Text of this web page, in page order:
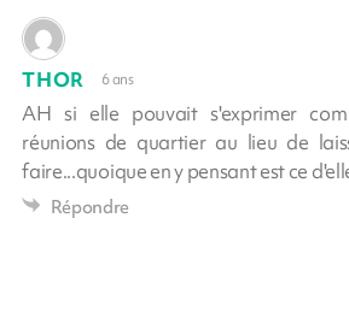
THOR 6 ans
AH si elle pouvait s'exprimer
réunions de quartier au lieu de
faire...quoique en y pensant est ce
Répondre